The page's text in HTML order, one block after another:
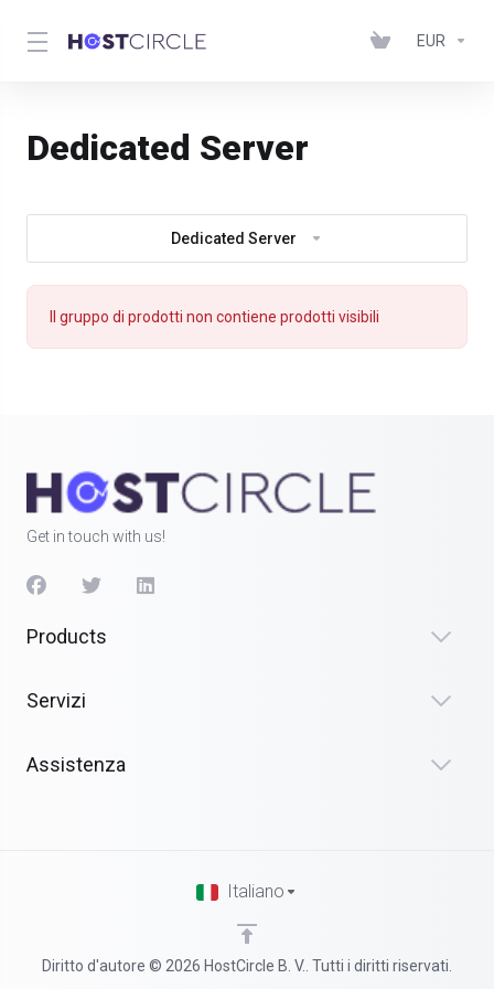
EUR
Dedicated Server
Dedicated Server
Il gruppo di prodotti non contiene prodotti visibili
Get in touch with us!
Products
Servizi
Assistenza
Diritto d'autore © 2026 HostCircle B. V.. Tutti i diritti riservati.
Italiano